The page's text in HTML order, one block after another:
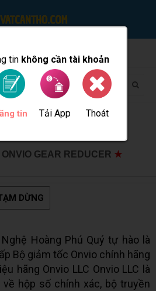
tin không cần tài khoản
tin Tải App Thoát
GEAR REDUCER ★
DỪNG
Hoàng Phú Quý tự hào là
Bộ giảm tốc Onvio chính hãng
hãng Onvio LLC Onvio LLC là
hộp số chính xác, bộ truyền